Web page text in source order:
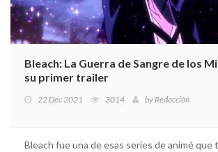
Bleach: La Guerra de Sangre de los
su primer trailer
22 Dec 2021 3014 byRedacción
Bleach fue una de esas series de animé que